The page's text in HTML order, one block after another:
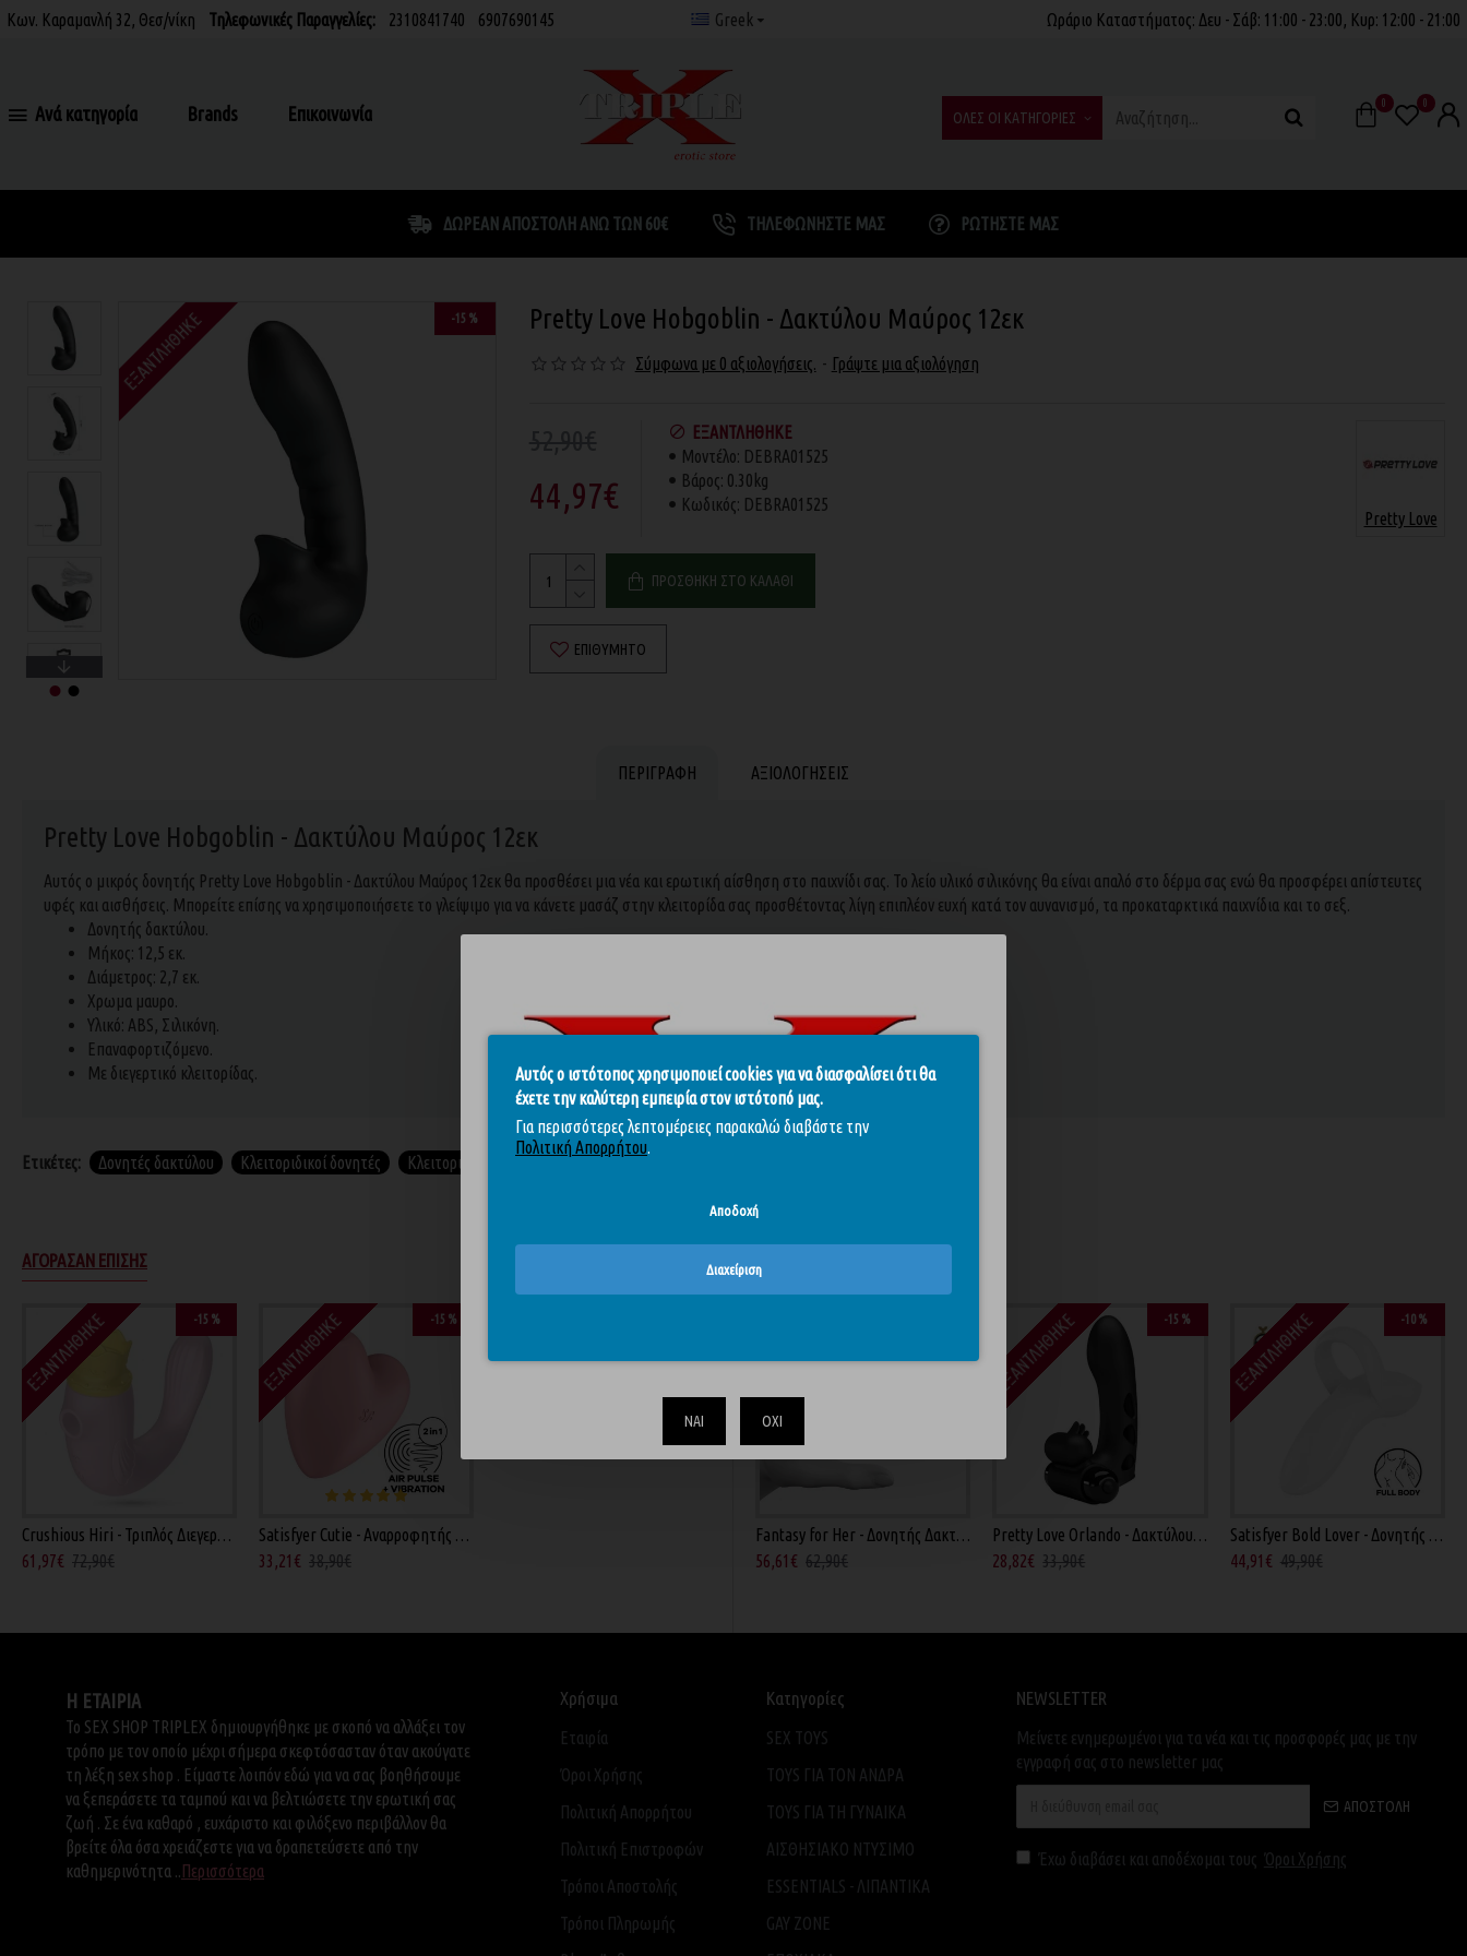
Αυτός ο ιστότοπος χρησιμοποιεί cookies για να διασφαλίσει ότι θα
έχετε την καλύτερη εμπειρία στον ιστότοπό μας.
Για περισσότερες λεπτομέρειες παρακαλώ διαβάστε την
Πολιτική Απορρήτου
Αποδοχή
Διαχείριση
ΝΑΙ ΟΧΙ
Κων. Καραμανλή 32, Θεσ/νίκη Τηλεφωνικές Παραγγελίες: 2310841740 6907690145 Greek Ωράριο Καταστήματος: Δευ - Σάβ: 11:00 - 23:00, Κυρ: 12:00 - 21:00
Ανά κατηγορία Brands Επικοινωνία 0 0
ΟΛΕΣ ΟΙ ΚΑΤΗΓΟΡΙΕΣ
ΔΩΡΕΆΝ ΑΠΟΣΤΟΛΉ ΆΝΩ ΤΩΝ 60€ ΤΗΛΕΦΩΝΉΣΤΕ ΜΑΣ ΡΩΤΉΣΤΕ ΜΑΣ
-15 %
ΕΞΑΝΤΛΉΘΗΚΕ Pretty Love Hobgoblin - Δακτύλου Μαύρος 12εκ
Σύμφωνα με 0 αξιολογήσεις. - Γράψτε μια αξιολόγηση
44,97€
ΕΞΑΝΤΛΉΘΗΚΕ
Μοντέλο: DEBRA01525
Βάρος: 0.30kg
Κωδικός: DEBRA01525
Pretty Love
ΠΡΟΣΘΉΚΗ ΣΤΟ ΚΑΛΆΘΙ
ΕΠΙΘΥΜΗΤΌ
ΠΕΡΙΓΡΑΦΉ ΑΞΙΟΛΟΓΉΣΕΙΣ
Pretty Love Hobgoblin - Δακτύλου Μαύρος 12εκ
Αυτός ο μικρός δονητής Pretty Love Hobgoblin - Δακτύλου Μαύρος 12εκ θα προσθέσει μια νέα και ερωτική αίσθηση στο παιχνίδι σας. Το λείο υλικό σιλικόνης θα είναι απαλό στο δέρμα σας ενώ θα προσφέρει απίστευτες
υφές και αισθήσεις. Μπορείτε επίσης να χρησιμοποιήσετε το γλείψιμο για να κάνετε μασάζ στην κλειτορίδα σας προσθέτοντας λίγη επιπλέον ευχή κατά τον αυνανισμό, τα προκαταρκτικά παιχνίδια και το σεξ.
Δονητής δακτύλου.
Μήκος: 12,5 εκ.
Διάμετρος: 2,7 εκ.
Χρωμα μαυρο.
Υλικό: ABS, Σιλικόνη.
Επαναφορτιζόμενο.
Με διεγερτικό κλειτορίδας.
Ετικέτες: Δονητές δακτύλου Κλειτοριδικοί δονητές Κλειτοριδικά sex toys
ΑΓΌΡΑΣΑΝ ΕΠΊΣΗΣ
-15 %
ΕΞΑΝΤΛΉΘΗΚΕ
Crushious Hiri - Τριπλός Διεγερτής Ροζ 12εκ
61,97€ 72,90€
-15 %
ΕΞΑΝΤΛΉΘΗΚΕ
Satisfyer Cutie - Αναρροφητής Καρδιά Ροζ
33,21€ 38,90€
Fantasy for Her - Δονητής Δακτύλου Μωβ 8εκ
56,61€ 62,90€
-15 %
ΕΞΑΝΤΛΉΘΗΚΕ
Pretty Love Orlando - Δακτύλου Μαύρος 9εκ
28,82€ 33,90€
-10 %
ΕΞΑΝΤΛΉΘΗΚΕ
Satisfyer Bold Lover - Δονητής Δακτύλου Λευκός 9εκ
44,91€ 49,90€
Η ΕΤΑΙΡΙΑ
Το SEX SHOP TRIPLEX δημιουργήθηκε με σκοπό να αλλάξει τον
τρόπο με τον οποίο μέχρι σήμερα σκεφτόσασταν όταν ακούγατε
τη λέξη sex shop . Είμαστε λοιπόν εδώ για να σας βοηθήσουμε
να ξεπεράσετε τα ταμπού και να βελτιώσετε την ερωτική σας
ζωή . Σε ένα καθαρό , ευχάριστο και φιλόξενο περιβάλλον θα
βρείτε όλα όσα χρειάζεστε για να δραπετεύσετε από την
καθημερινότητα .. Περισσότερα
Χρήσιμα
Εταιρία
Όροι Χρήσης
Πολιτική Απορρήτου
Πολιτική Επιστροφών
Τρόποι Αποστολής
Τρόποι Πληρωμής
Κατηγορίες
SEX TOYS
TOYS ΓΙΑ ΤΟΝ ΑΝΔΡΑ
TOYS ΓΙΑ ΤH ΓΥΝΑΙΚΑ
ΑΙΣΘΗΣΙΑΚΟ ΝΤΥΣΙΜΟ
ESSENTIALS - ΛΙΠΑΝΤΙΚΑ
GAY ZONE
NEWSLETTER
Μείνετε ενημερωμένοι για τα νέα και τις προσφορές μας με την
εγγραφή σας στο newsletter μας
ΑΠΟΣΤΟΛΉ
Έχω διαβάσει και αποδέχομαι τους Όροι Χρήσης